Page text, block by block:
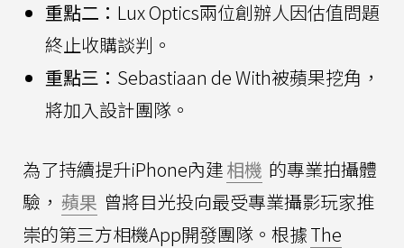
重點二： Lux Optics兩位創辦人因估值問題
終止收購談判。
重點三： Sebastiaan de With被蘋果挖角，
將加入設計團隊。
為了持續提升iPhone內建相機 的專業拍攝體
驗， 蘋果 曾將目光投向最受專業攝影玩家推
崇的第三方相機App開發團隊。根據The